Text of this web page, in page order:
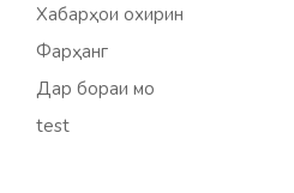
Хабарҳои охирин
Фарҳанг
Дар бораи мо
test